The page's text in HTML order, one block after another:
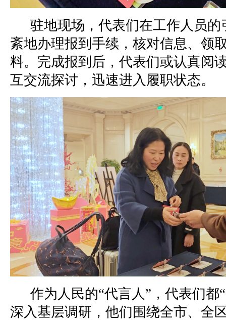
驻地现场，代表们在工作人员的
紊地办理报到手续，核对信息、领
料。完成报到后，代表们或认真阅
互交流探讨，迅速进入履职状态。
作为人民的“代言人”，代表们都
深入基层调研，他们围绕全市、全